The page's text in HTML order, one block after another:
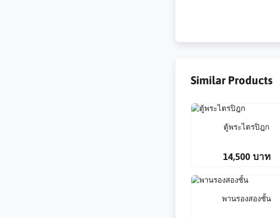
Similar Products
ตู้พระไตรปิฎก
14,500 บาท
พานรองสองชั้น